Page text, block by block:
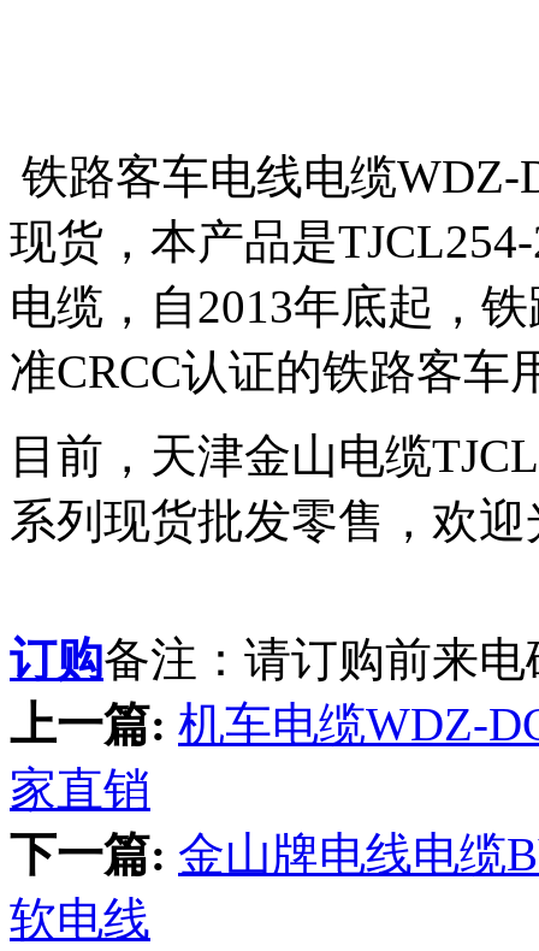
铁路客车电线电缆WDZ-
现货，本产品是
电缆，自2013年底起，
准CRCC认证的铁路客车
目前，天津金山电缆
系列现货批发零售，欢
订购备注：请订购前来
上一篇: 机车电缆WDZ-
家直销
下一篇: 金山牌电线电缆
软电线